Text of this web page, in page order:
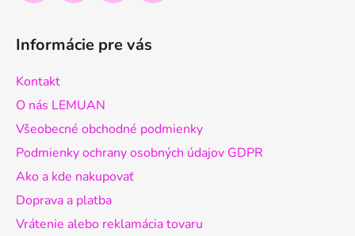
Informácie pre vás
Kontakt
O nás LEMUAN
Všeobecné obchodné podmienky
Podmienky ochrany osobných údajov GDPR
Ako a kde nakupovať
Doprava a platba
Vrátenie alebo reklamácia tovaru